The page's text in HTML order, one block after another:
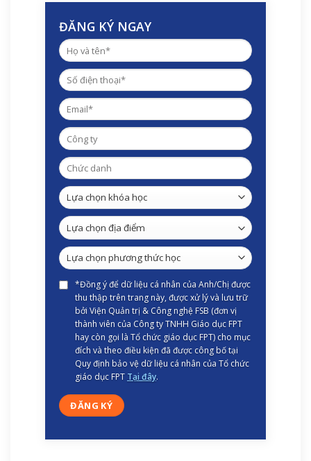
ĐĂNG KÝ NGAY
*Đồng ý để dữ liệu cá nhân của Anh/Chị được
thu thập trên trang này, được xử lý và lưu trữ
bởi Viện Quản trị & Công nghệ FSB (đơn vị
thành viên của Công ty TNHH Giáo dục FPT
hay còn gọi là Tổ chức giáo dục FPT) cho mục
đích và theo điều kiện đã được công bố tại
Quy định bảo vệ dữ liệu cá nhân của Tổ chức
giáo dục FPT Tại đây.